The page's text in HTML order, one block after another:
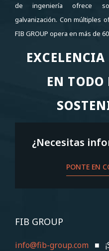
de ingeniería ofrece
galvanización. Con múltiples
FIB GROUP opera en más de
EXCELENCIA
EXCELENCIA
EN
EN
¿Necesitas
PONTE EN
FIB GROUP
info@fib-group.com ■